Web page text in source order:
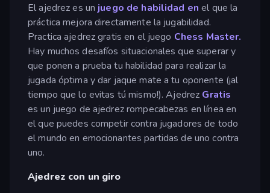
El ajedrez es un juego de habilidad en el que la
práctica mejora directamente la jugabilidad.
Practica ajedrez gratis en el juego Chess Master.
Hay muchos desafíos situacionales que superar y
que ponen a prueba tu habilidad para realizar la
jugada óptima y dar jaque mate a tu oponente (¡al
tiempo que lo evitas tú mismo!). Ajedrez Gratis
es un juego de ajedrez rompecabezas en línea en
el que puedes competir contra jugadores de todo
el mundo en emocionantes partidas de uno contra
uno.
Ajedrez con un giro